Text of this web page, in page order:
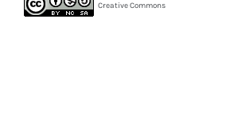
Creative Commons